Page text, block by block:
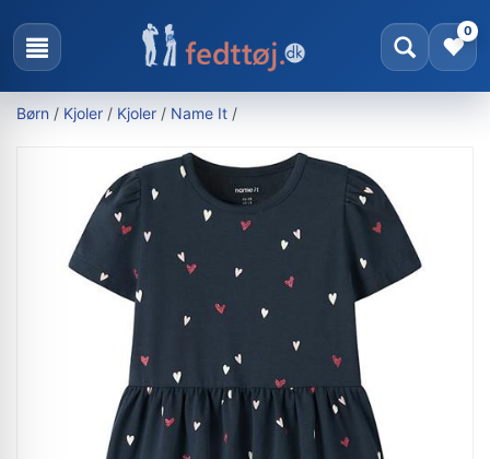
0
Børn / Kjoler / Kjoler / Name It /